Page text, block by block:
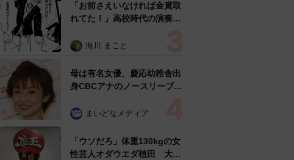
「お前さえいなければ金賞取
れてた！」高校時代の演奏会
生は楽器修理職人に 10年後
ぬ申し出【漫画】
海川 まこと
母は有名女優、慶応幼稚舎出
身CBCアナのノースリーブ姿
る」「天使の笑顔」
まいどなメディア
「ウソだろ」体重130kgの女
性芸人オダウエダ植田 大学